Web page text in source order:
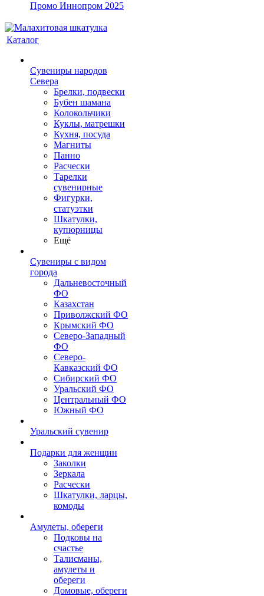
Промо Иннопром 2025
Каталог
Сувениры народов
Севера
Брелки, подвески
Бубен шамана
Колокольчики
Куклы, матрешки
Кухня, посуда
Магниты
Панно
Расчески
Тарелки
сувенирные
Фигурки,
статуэтки
Шкатулки,
купюрницы
Ещё
Сувениры с видом
города
Дальневосточный
ФО
Казахстан
Приволжский ФО
Крымский ФО
Северо-Западный
ФО
Северо-
Кавказский ФО
Сибирский ФО
Уральский ФО
Центральный ФО
Южный ФО
Уральский сувенир
Подарки для женщин
Заколки
Зеркала
Расчески
Шкатулки, ларцы,
комоды
Амулеты, обереги
Подковы на
счастье
Талисманы,
амулеты и
обереги
Домовые, обереги